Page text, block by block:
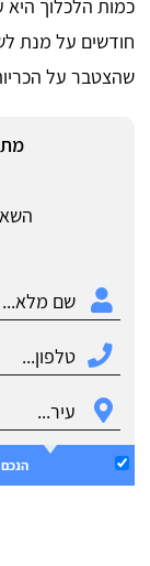
כמות הלכלוך
חודשים על מנת
שהצטבר על